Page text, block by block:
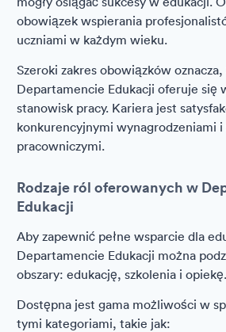
obowiązek wspierania
uczniami w każdym wieku.
Szeroki zakres obowiązków
Departamencie Edukacji oferuje się
stanowisk pracy. Kariera jest
konkurencyjnymi wynagrodzeniami
pracowniczymi.
Rodzaje ról oferowanych w
Edukacji
Aby zapewnić pełne wsparcie dla
Departamencie Edukacji można
obszary: edukację, szkolenia i opiekę.
Dostępna jest gama możliwości w
tymi kategoriami, takie jak: